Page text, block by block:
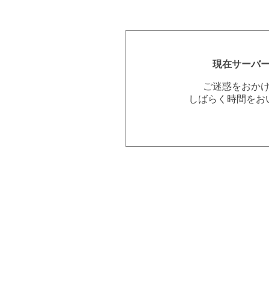
現在サーバ
ご迷惑をおか
しばらく時間を